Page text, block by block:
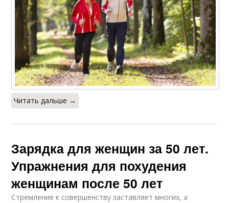
Читать дальше →
Зарядка для женщин за 50 лет.
Упражнения для похудения
женщинам после 50 лет
Стремление к совершенству заставляет многих, а